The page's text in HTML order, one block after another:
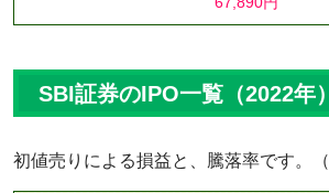
SBI証券のIPO一覧（2022年）
初値売りによる損益と、騰落率です。（